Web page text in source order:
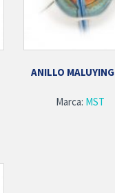
ANILLO
Marca: MST